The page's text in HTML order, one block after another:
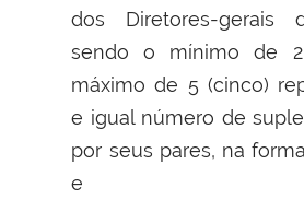
dos Diretores-gerais
sendo o mínimo de
máximo de 5 (cinco)
e igual número de
por seus pares, na
e